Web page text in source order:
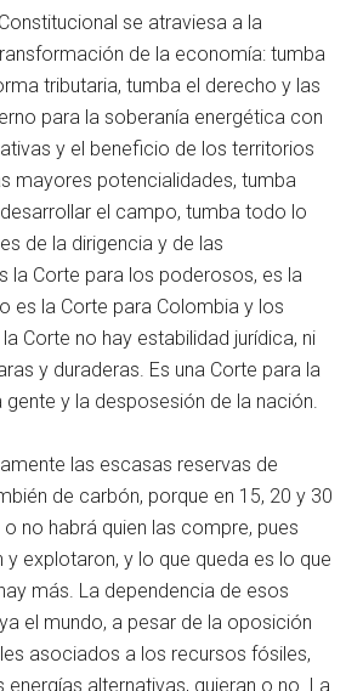
se atraviesa a la
de la economía: tumba
tributaria, tumba el derecho y las
para la soberanía energética con
y el beneficio de los territorios
mayores potencialidades, tumba
el campo, tumba todo lo
de la dirigencia y de las
la Corte para los poderosos, es la
es la Corte para Colombia y los
Corte no hay estabilidad jurídica, ni
y duraderas. Es una Corte para la
y la desposesión de la nación.
las escasas reservas de
de carbón, porque en 15, 20 y 30
no habrá quien las compre, pues
explotaron, y lo que queda es lo que
más. La dependencia de esos
el mundo, a pesar de la oposición
asociados a los recursos fósiles,
energías alternativas, quieran o no. La